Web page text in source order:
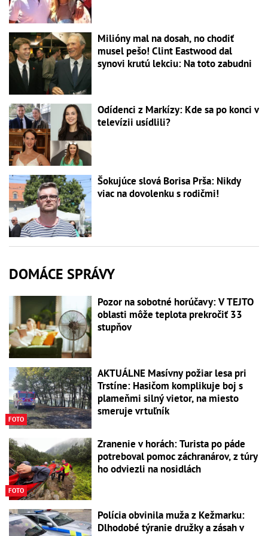
Milióny mal na dosah, no chodiť
musel pešo! Clint Eastwood dal
synovi krutú lekciu: Na toto zabudni
Odídenci z Markízy: Kde sa po konci v
televízii usídlili?
Šokujúce slová Borisa Prša: Nikdy
viac na dovolenku s rodičmi!
DOMÁCE SPRÁVY
Pozor na sobotné horúčavy: V TEJTO
oblasti môže teplota prekročiť 33
stupňov
FOTO
AKTUÁLNE Masívny požiar lesa pri
Trstíne: Hasičom komplikuje boj s
plameňmi silný vietor, na miesto
smeruje vrtuľník
FOTO
Zranenie v horách: Turista po páde
potreboval pomoc záchranárov, z túry
ho odviezli na nosidlách
Polícia obvinila muža z Kežmarku:
Dlhodobé týranie družky a zásah v